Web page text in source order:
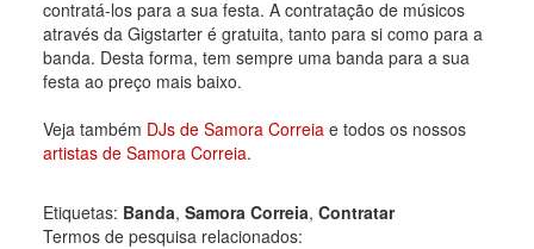
contratá-los para a sua festa. A contratação de músicos
através da Gigstarter é gratuita, tanto para si como para a
banda. Desta forma, tem sempre uma banda para a sua
festa ao preço mais baixo.
Veja também DJs de Samora Correia e todos os nossos
artistas de Samora Correia.
Etiquetas: Banda, Samora Correia, Contratar
Termos de pesquisa relacionados: